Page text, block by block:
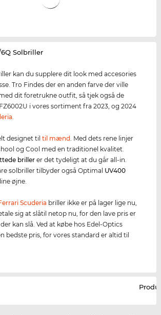
6Q Solbriller
kan du supplere dit look med accesories
Tro Findes der en anden farve der ville
dit foretrukne outfit, så tjek også de
i vores sortiment fra 2023, og 2024
.
designet tiltil mænd. Med dets rene linjer
og Cool med en traditionel kvalitet.
briller er det tydeligt at du går all-in.
solbriller tilbyder også Optimal UV400
øjne.
Scuderia briller ikke er på lager lige nu,
sig at slåtil netop nu, for den lave pris er
kan slå. Ved at købe hos Edel-Optics
bedste pris, for vores standard er altid til